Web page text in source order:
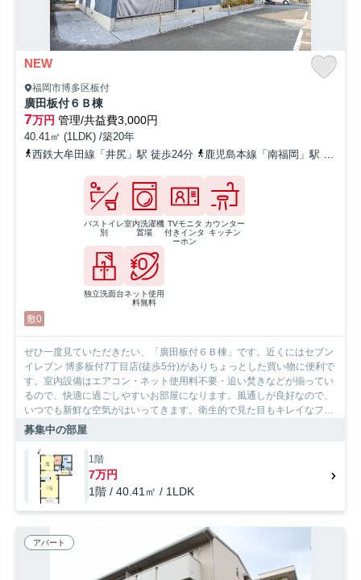
NEW
福岡市博多区板付
廣田板付６Ｂ棟
7万円 管理/共益費3,000円
40.41㎡ (1LDK) /築20年
西鉄大牟田線「井尻」駅 徒歩24分
鹿児島本線「南福岡」駅 徒歩31分
バストイレ
別
室内洗濯機
置場
TVモニタ
付きインタ
ーホン
カウンター
キッチン
独立洗面台ネット使用
料無料
敷0
ぜひ一度見ていただきたい、「廣田板付６Ｂ棟」です。近くにはセブン
イレブン 博多板付7丁目店(徒歩5分)がありちょっとした買い物に便利で
す。室内設備はエアコン・ネット使用料不要・追い焚きなどが揃ってい
るので、快適に過ごしやすいお部屋になります。風通しが良好なので、
いつでも新鮮な空気がはいってきます。衛生的で見た目もキレイなフロ
ーリング設置のアパートです。福岡市博多区の住まい探しをお手伝いし
たしますので、まずはお気軽にお問い合わせ下さい。
募集中の部屋
1階
7万円
1階 / 40.41㎡ / 1LDK
アパート